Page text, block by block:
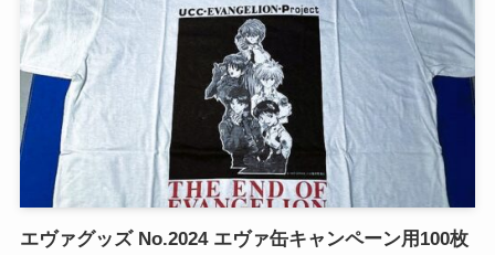
エヴァグッズ No.2024 エヴァ缶キャンペーン用100枚